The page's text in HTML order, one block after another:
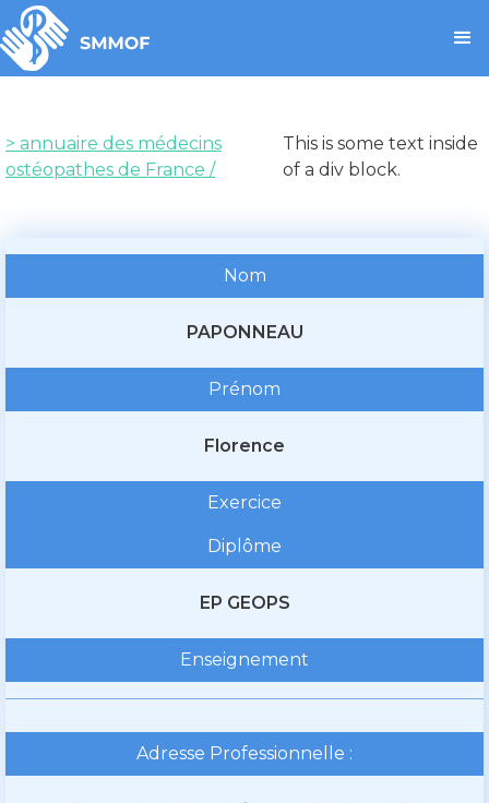
> annuaire des médecins
ostéopathes de France /
This is some text inside
of a div block.
Nom
PAPONNEAU
Prénom
Florence
Exercice
Diplôme
EP GEOPS
Enseignement
Adresse Professionnelle :